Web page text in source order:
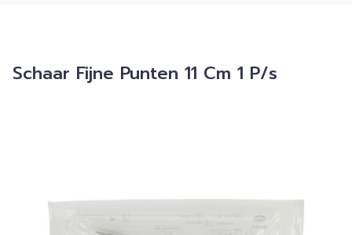
Schaar Fijne Punten 11 Cm 1 P/s